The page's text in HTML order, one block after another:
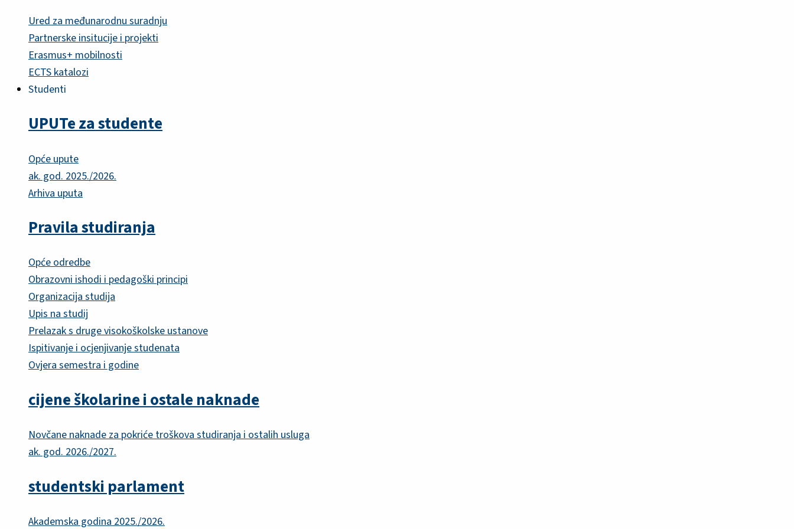
Ured za međunarodnu suradnju
Partnerske insitucije i projekti
Erasmus+ mobilnosti
ECTS katalozi
Studenti
UPUTe za studente
Opće upute
ak. god. 2025./2026.
Arhiva uputa
Pravila studiranja
Opće odredbe
Obrazovni ishodi i pedagoški principi
Organizacija studija
Upis na studij
Prelazak s druge visokoškolske ustanove
Ispitivanje i ocjenjivanje studenata
Ovjera semestra i godine
cijene školarine i ostale naknade
Novčane naknade za pokriće troškova studiranja i ostalih usluga
ak. god. 2026./2027.
studentski parlament
Akademska godina 2025./2026.